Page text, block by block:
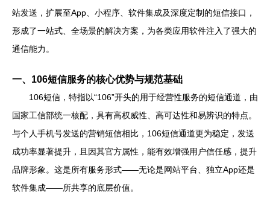
站发送，扩展至App、小程序、软件集成及深度定制的短信接口，
形成了一站式、全场景的解决方案，为各类应用软件注入了强大的
通信能力。
一、106短信服务的核心优势与规范基础
106短信，特指以“106”开头的用于经营性服务的短信通道，由
国家工信部统一核配，具有高权威性、高可达性和易辨识的特点。
与个人手机号发送的营销短信相比，106短信通道更为稳定，发送
成功率显著提升，且因其官方属性，能有效增强用户信任感，提升
品牌形象。这是所有服务形式——无论是网站平台、独立App还是
软件集成——所共享的底层价值。